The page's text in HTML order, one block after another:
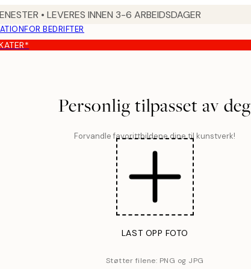
• LEVERES INNEN 3-6 ARBEIDSDAGER
FOR BEDRIFTER
Personlig tilpasset av deg
Forvandle favorittbildene dine til kunstverk!
LAST OPP FOTO
Støtter filene: PNG og JPG